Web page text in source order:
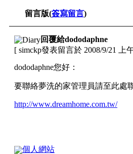
留言版(簽寫留言)
回覆給dododaphne
[ simckp發表留言於 2008/9/21 上
dododaphne您好：
要聯絡夢洗的家管理員請至此處
http://www.dreamhome.com.tw/
個人網站